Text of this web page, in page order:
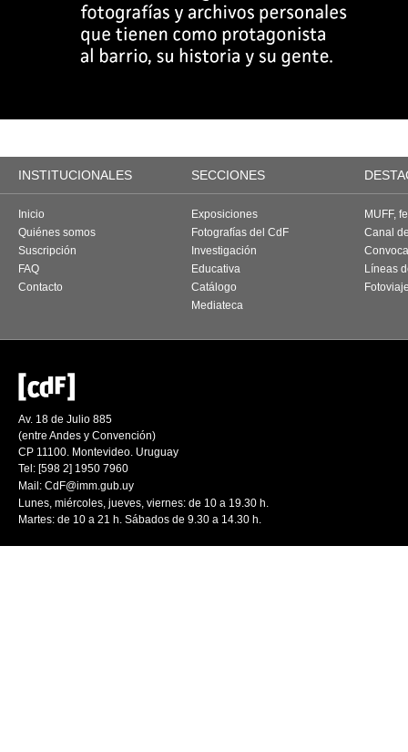
INSTITUCIONALES SECCIONES
Inicio
Quiénes somos
Suscripción
FAQ
Contacto
Exposiciones
Fotografías del CdF
Investigación
Educativa
Catálogo
Mediateca
MUFF,
Canal
Líneas
Av. 18 de Julio 885
(entre Andes y Convención)
CP 11100. Montevideo. Uruguay
Tel: [598 2] 1950 7960
Mail: CdF@imm.gub.uy
Lunes, miércoles, jueves, viernes: de 10 a 19.30 h.
Martes: de 10 a 21 h. Sábados de 9.30 a 14.30 h.